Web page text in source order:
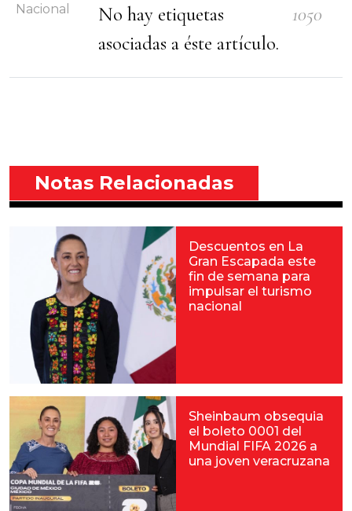
Nacional
No hay etiquetas
asociadas a éste artículo.
1050
Notas Relacionadas
Descuentos en La
Gran Escapada este
fin de semana para
impulsar el turismo
nacional
Sheinbaum obsequia
el boleto 0001 del
Mundial FIFA 2026 a
una joven veracruzana